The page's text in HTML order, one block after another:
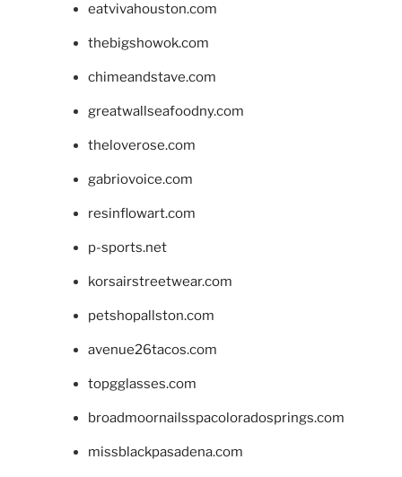
eatvivahouston.com
thebigshowok.com
chimeandstave.com
greatwallseafoodny.com
theloverose.com
gabriovoice.com
resinflowart.com
p-sports.net
korsairstreetwear.com
petshopallston.com
avenue26tacos.com
topgglasses.com
broadmoornailsspacoloradosprings.com
missblackpasadena.com